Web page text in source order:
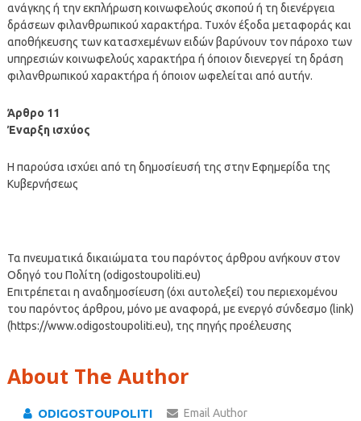
ανάγκης ή την εκπλήρωση κοινωφελούς σκοπού ή τη διενέργεια
δράσεων φιλανθρωπικού χαρακτήρα. Τυχόν έξοδα μεταφοράς και
αποθήκευσης των κατασχεμένων ειδών βαρύνουν τον πάροχο των
υπηρεσιών κοινωφελούς χαρακτήρα ή όποιον διενεργεί τη δράση
φιλανθρωπικού χαρακτήρα ή όποιον ωφελείται από αυτήν.
Άρθρο 11
Έναρξη ισχύος
Η παρούσα ισχύει από τη δημοσίευσή της στην Εφημερίδα της
Κυβερνήσεως
Τα πνευματικά δικαιώματα του παρόντος άρθρου ανήκουν στον
Οδηγό του Πολίτη (odigostoupoliti.eu)
Επιτρέπεται η αναδημοσίευση (όχι αυτολεξεί) του περιεχομένου
του παρόντος άρθρου, μόνο με αναφορά, με ενεργό σύνδεσμο (link)
(https://www.odigostoupoliti.eu), της πηγής προέλευσης
About The Author
ODIGOSTOUPOLITI Email Author